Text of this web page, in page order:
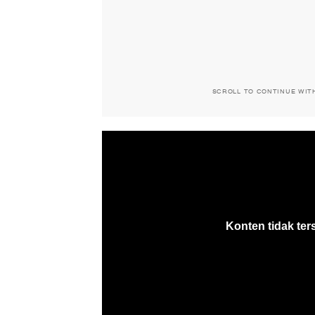
SCROLL TO CONTINUE